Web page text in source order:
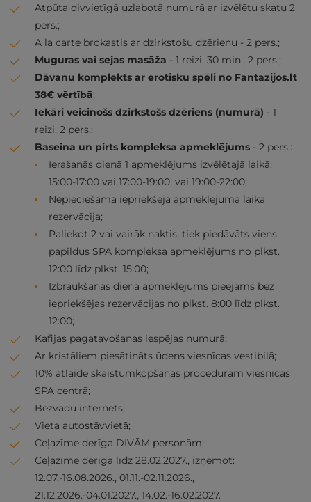
Atpūta divvietīgā uzlabotā numurā ar izvēlētu skatu 2
pers.;
A la carte brokastis ar dzirkstošu dzērienu - 2 pers.;
Muguras vai sejas masāža - 1 reizi, 30 min., 2 pers.;
Dāvanu komplekts ar erotisku spēli no Fantazijos.lt
38€ vērtībā;
Iekāri veicinošs dzirkstošs dzēriens (numurā) - 1
reizi, 2 pers.;
Baseina un pirts kompleksa apmeklējums - 2 pers.:
Ierašanās dienā 1 apmeklējums izvēlētajā laikā:
15:00-17:00 vai 17:00-19:00, vai 19:00-22:00;
Nepieciešama iepriekšēja apmeklējuma laika
rezervācija;
Paliekot 2 vai vairāk naktis, tiek piedāvāts viens
papildus SPA kompleksa apmeklējums no plkst.
12:00 līdz plkst. 15:00;
Izbraukšanas dienā apmeklējums pieejams bez
iepriekšējas rezervācijas no plkst. 8:00 līdz plkst.
12:00;
Kafijas pagatavošanas iespējas numurā;
Ar kristāliem piesātināts ūdens viesnīcas vestibilā;
10% atlaide skaistumkopšanas procedūrām viesnīcas
SPA centrā;
Bezvadu internets;
Vieta autostāvvietā;
Ceļazīme derīga DIVĀM personām;
Ceļazīme derīga līdz 28.02.2027., izņemot:
12.07.-16.08.2026., 01.11.-02.11.2026.,
21.12.2026.-04.01.2027., 14.02.-16.02.2027.